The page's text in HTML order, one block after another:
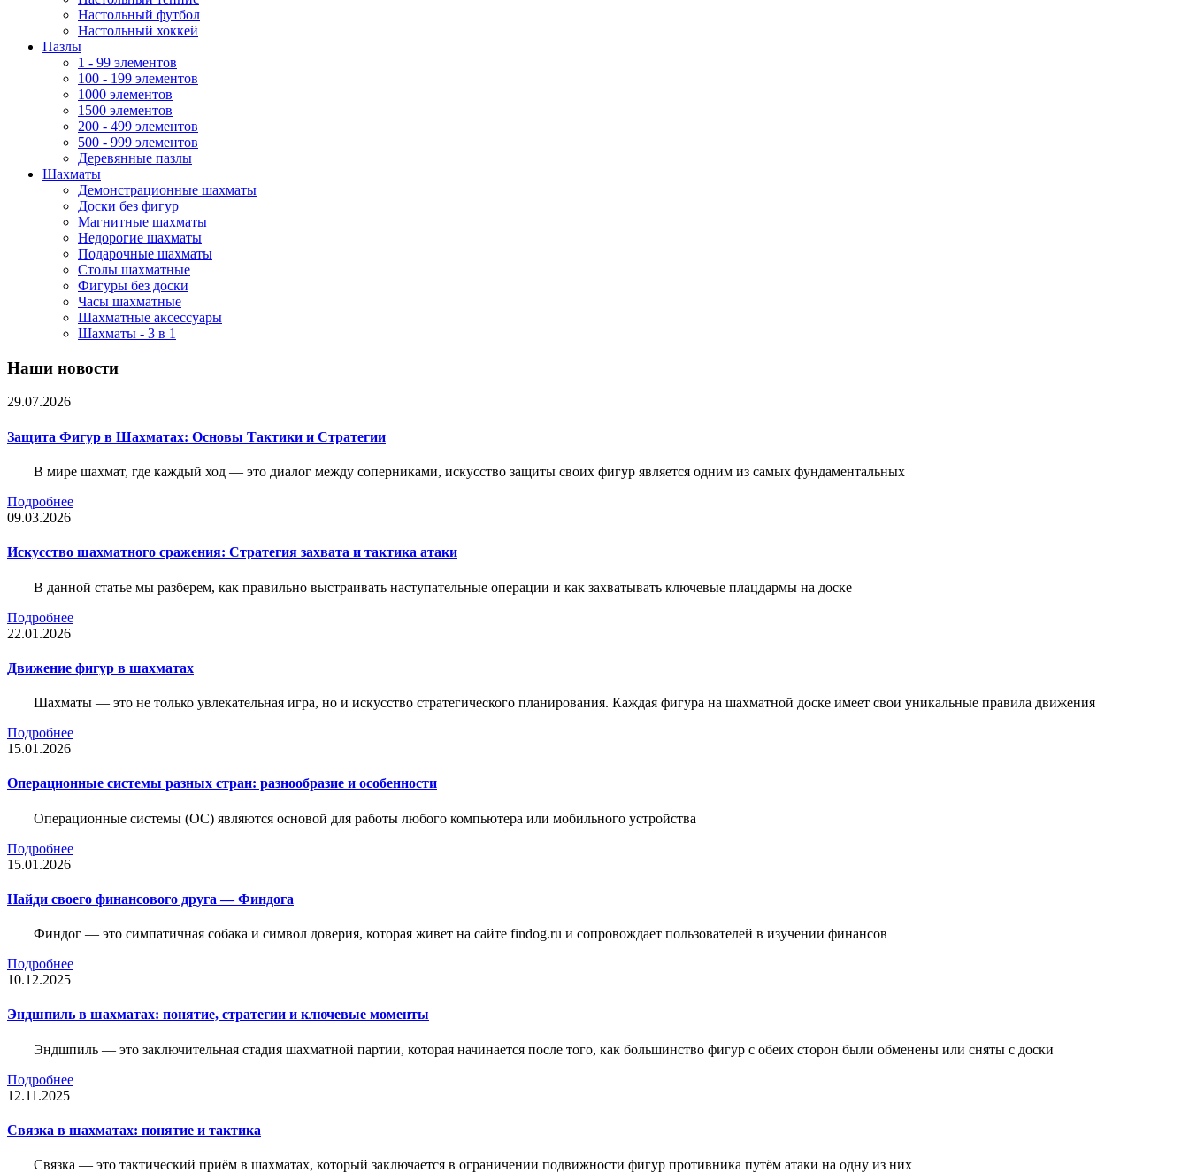
Настольный футбол
Настольный хоккей
Пазлы
1 - 99 элементов
100 - 199 элементов
1000 элементов
1500 элементов
200 - 499 элементов
500 - 999 элементов
Деревянные пазлы
Шахматы
Демонстрационные шахматы
Доски без фигур
Магнитные шахматы
Недорогие шахматы
Подарочные шахматы
Столы шахматные
Фигуры без доски
Часы шахматные
Шахматные аксессуары
Шахматы - 3 в 1
Наши новости
29.07.2026
Защита Фигур в Шахматах: Основы Тактики и Стратегии
В мире шахмат, где каждый ход — это диалог между соперниками, искусство защиты своих фигур является одним из самых фундаментальных
Подробнее
09.03.2026
Искусство шахматного сражения: Стратегия захвата и тактика атаки
В данной статье мы разберем, как правильно выстраивать наступательные операции и как захватывать ключевые плацдармы на доске
Подробнее
22.01.2026
Движение фигур в шахматах
Шахматы — это не только увлекательная игра, но и искусство стратегического планирования. Каждая фигура на шахматной доске имеет свои уникальные правила движения
Подробнее
15.01.2026
Операционные системы разных стран: разнообразие и особенности
Операционные системы (ОС) являются основой для работы любого компьютера или мобильного устройства
Подробнее
15.01.2026
Найди своего финансового друга — Финдога
Финдог — это симпатичная собака и символ доверия, которая живет на сайте findog.ru и сопровождает пользователей в изучении финансов
Подробнее
10.12.2025
Эндшпиль в шахматах: понятие, стратегии и ключевые моменты
Эндшпиль — это заключительная стадия шахматной партии, которая начинается после того, как большинство фигур с обеих сторон были обменены или сняты с доски
Подробнее
12.11.2025
Связка в шахматах: понятие и тактика
Связка — это тактический приём в шахматах, который заключается в ограничении подвижности фигур противника путём атаки на одну из них